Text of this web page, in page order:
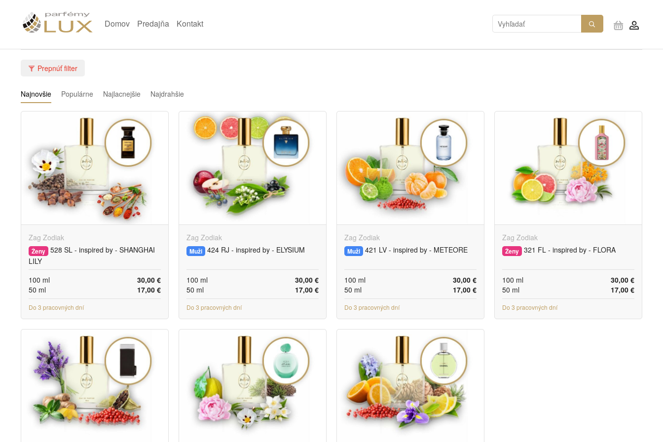
Domov Predajňa Kontakt
Prepnúť filter
Najnovšie Populárne Najlacnejšie Najdrahšie
Zag Zodiak
Ženy 528 SL - inspired by - SHANGHAI
LILY
30,00 €
100 ml
17,00 €
50 ml
Do 3 pracovných dní
Zag Zodiak
Muži 424 RJ - inspired by - ELYSIUM
30,00 €
100 ml
17,00 €
50 ml
Do 3 pracovných dní
Zag Zodiak
Muži 421 LV - inspired by - METEORE
30,00 €
100 ml
17,00 €
50 ml
Do 3 pracovných dní
Zag Zodiak
Ženy 321 FL - inspired by - FLORA
30,00 €
100 ml
17,00 €
50 ml
Do 3 pracovných dní